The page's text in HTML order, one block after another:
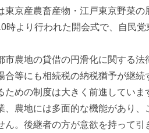
東京産農畜産物・江戸東京野菜
時より行われた開会式で、自民
市農地の貸借の円滑化に関する
合等にも相続税の納税猶予が継
ための制度は大きく前進していま
、農地には多面的な機能があり
ん。後継者の方が意欲を持って